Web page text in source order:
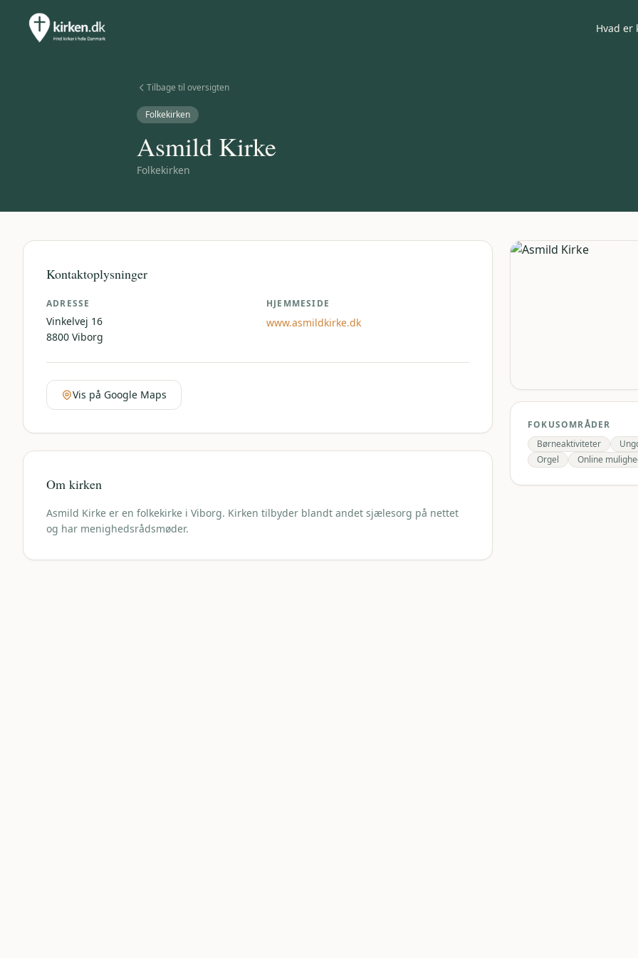
Hvad er
Tilbage til oversigten
Folkekirken
Asmild Kirke
Folkekirken
Kontaktoplysninger
ADRESSE
Vinkelvej 16
8800 Viborg
HJEMMESIDE
www.asmildkirke.dk
Vis på Google Maps
Om kirken
Asmild Kirke er en folkekirke i Viborg. Kirken tilbyder blandt andet sjælesorg på nettet
og har menighedsrådsmøder.
FOKUSOMRÅDER
Børneaktiviteter
Orgel
Online